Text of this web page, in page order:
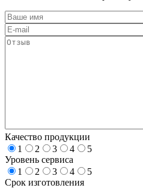
Качество продукции
1
2 3 4
5
Уровень сервиса
1
2 3 4
5
Срок изготовления